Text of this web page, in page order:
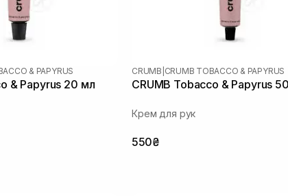
& PAPYRUS
& Papyrus 20 мл
CRUMB CRUMB TOBACCO & PAPYRUS
CRUMB Tobacco & Papyrus
Крем для рук
550₴